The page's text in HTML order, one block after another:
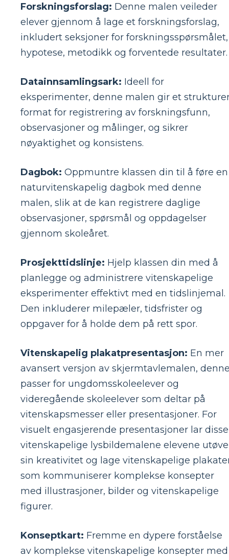
Forskningsforslag: Denne malen veileder
elever gjennom å lage et forskningsforslag,
inkludert seksjoner for forskningsspørsmålet,
hypotese, metodikk og forventede resultater.
Datainnsamlingsark: Ideell for
eksperimenter, denne malen gir et
format for registrering av forskningsfunn,
observasjoner og målinger, og sikrer
nøyaktighet og konsistens.
Dagbok: Oppmuntre klassen din til å føre en
naturvitenskapelig dagbok med denne
malen, slik at de kan registrere daglige
observasjoner, spørsmål og oppdagelser
gjennom skoleåret.
Prosjekttidslinje: Hjelp klassen din med å
planlegge og administrere vitenskapelige
eksperimenter effektivt med en tidslinjemal.
Den inkluderer milepæler, tidsfrister og
oppgaver for å holde dem på rett spor.
Vitenskapelig plakatpresentasjon: En mer
avansert versjon av skjermtavlemalen,
passer for ungdomsskoleelever og
videregående skoleelever som deltar på
vitenskapsmesser eller presentasjoner. For
visuelt engasjerende presentasjoner lar disse
vitenskapelige lysbildemalene elevene utøve
sin kreativitet og lage vitenskapelige
som kommuniserer komplekse konsepter
med illustrasjoner, bilder og vitenskapelige
figurer.
Konseptkart: Fremme en dypere forståelse
av komplekse vitenskapelige konsepter med